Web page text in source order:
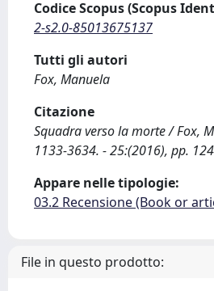
Codice Scopus (Scopus
2-s2.0-85013675137
Tutti gli autori
Fox, Manuela
Citazione
Squadra verso la morte / Fox,
1133-3634. - 25:(2016), pp.
Appare nelle tipologie:
03.2 Recensione (Book or
File in questo prodotto: